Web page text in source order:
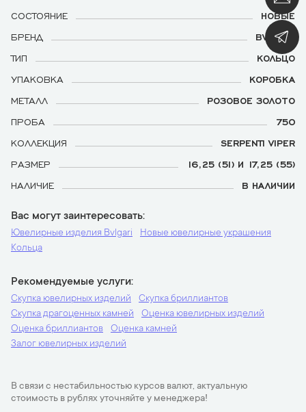
СОСТОЯНИЕ
НОВЫЕ
БРЕНД
BVLGARI
ТИП
КОЛЬЦО
УПАКОВКА
КОРОБКА
МЕТАЛЛ
РОЗОВОЕ ЗОЛОТО
ПРОБА
750
КОЛЛЕКЦИЯ
SERPENTI VIPER
РАЗМЕР
16,25 (51) И 17,25 (55)
НАЛИЧИЕ
В НАЛИЧИИ
Вас могут заинтересовать
Ювелирные изделия Bvlgari
Новые ювелирные украшения
Кольца
Рекомендуемые услуги
Скупка ювелирных изделий
Скупка бриллиантов
Скупка драгоценных камней
Оценка ювелирных изделий
Оценка бриллиантов
Оценка камней
Залог ювелирных изделий
В связи с нестабильностью курсов валют, актуальную
стоимость в рублях уточняйте у менеджера!